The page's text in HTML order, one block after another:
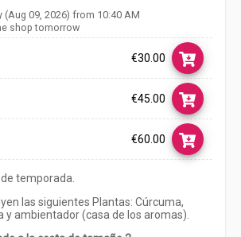
(Aug 09, 2026) from 10:40 AM
shop tomorrow
€30.00
€45.00
€60.00
temporada.
las siguientes Plantas: Cúrcuma,
y ambientador (casa de los aromas).